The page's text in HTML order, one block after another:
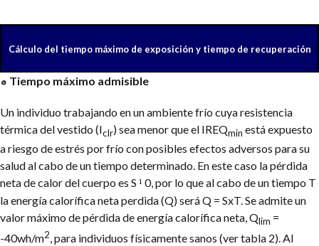
Cálculo del tiempo máximo de exposición y tiempo de recuperación
Tiempo máximo admisible
Un individuo trabajando en un ambiente frío cuya resistencia
térmica del vestido (Iclr) sea menor que el IREQmin está expuesto
a riesgo de estrés por frío con posibles efectos adversos para su
salud al cabo de un tiempo determinado. En este caso la pérdida
neta de calor del cuerpo es S ¹ 0, por lo que al cabo de un tiempo T
la energía calorífica neta perdida (Q) será Q = SxT. Se admite un
valor máximo de pérdida de energía calorífica neta, Qlim =
-40wh/m2, para individuos físicamente sanos (ver tabla 2). Al